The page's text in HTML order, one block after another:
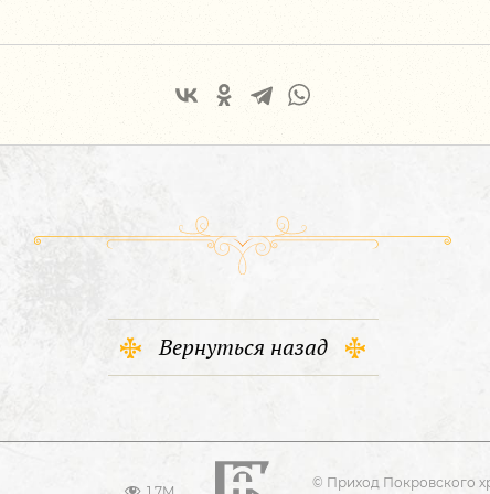
Вернуться назад
© Приход Покровского